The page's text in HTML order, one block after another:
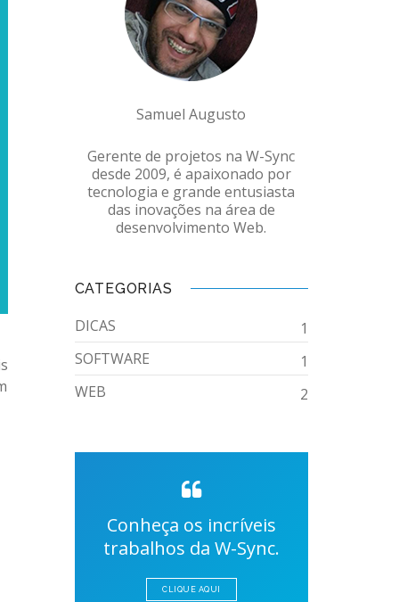
Samuel Augusto
Gerente de projetos na W-Sync
desde 2009, é apaixonado por
tecnologia e grande entusiasta
das inovações na área de
desenvolvimento Web.
CATEGORIAS
DICAS
1
SOFTWARE
1
WEB
2
Conheça os incríveis
trabalhos da W-Sync.
CLIQUE AQUI